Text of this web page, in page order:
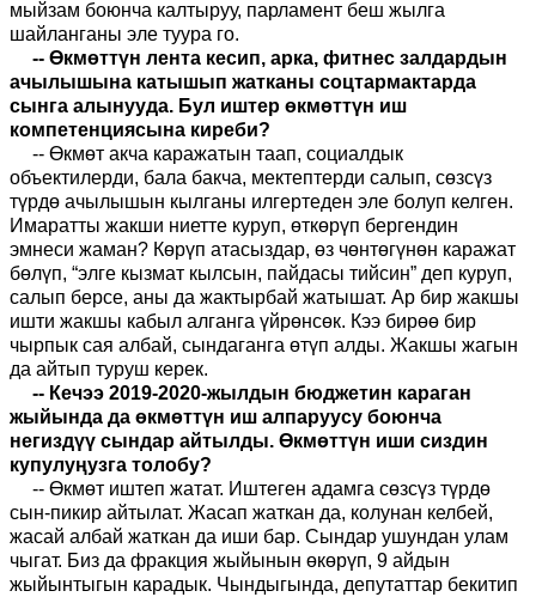
мыйзам боюнча калтыруу, парламент беш жылга
шайланганы эле туура го.
-- Өкмөттүн лента кесип, арка, фитнес залдардын
ачылышына катышып жатканы соцтармактарда
сынга алынууда. Бул иштер өкмөттүн иш
компетенциясына киреби?
-- Өкмөт акча каражатын таап, социалдык
объектилерди, бала бакча, мектептерди салып, сөзсүз
түрдө ачылышын кылганы илгертеден эле болуп келген.
Имаратты жакши ниетте куруп, өткөрүп бергендин
эмнеси жаман? Көрүп атасыздар, өз чөнтөгүнөн каражат
бөлүп, “элге кызмат кылсын, пайдасы тийсин” деп куруп,
салып берсе, аны да жактырбай жатышат. Ар бир жакшы
ишти жакшы кабыл алганга үйрөнсөк. Кээ бирөө бир
чырпык сая албай, сындаганга өтүп алды. Жакшы жагын
да айтып туруш керек.
-- Кечээ 2019-2020-жылдын бюджетин караган
жыйында да өкмөттүн иш алпаруусу боюнча
негиздүү сындар айтылды. Өкмөттүн иши сиздин
купулуңузга толобу?
-- Өкмөт иштеп жатат. Иштеген адамга сөзсүз түрдө
сын-пикир айтылат. Жасап жаткан да, колунан келбей,
жасай албай жаткан да иши бар. Сындар ушундан улам
чыгат. Биз да фракция жыйынын өкөрүп, 9 айдын
жыйынтыгын карадык. Чындыгында, депутаттар бекитип